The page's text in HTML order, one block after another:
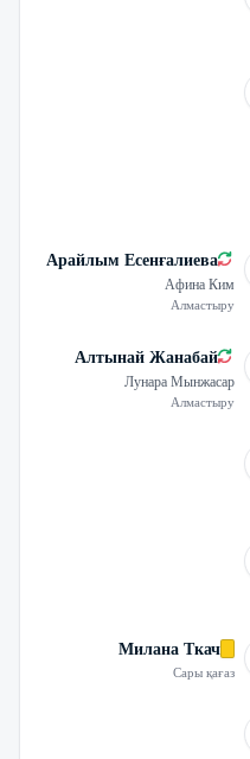
Арайлым Есенғалиева
Афина Ким
Алмастыру
Алтынай Жанабай
Лунара Мынжасар
Алмастыру
Милана Ткач
Сары қағаз